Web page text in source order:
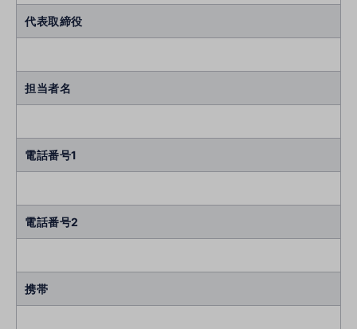
代表取締役
担当者名
電話番号1
電話番号2
携帯